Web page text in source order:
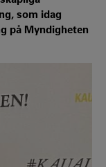
som idag
på Myndigheten